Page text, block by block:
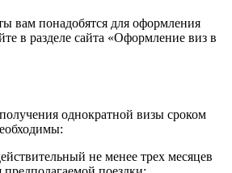
вам понадобятся для оформления
в разделе сайта «Оформление виз в
однократной визы сроком
не менее трех месяцев